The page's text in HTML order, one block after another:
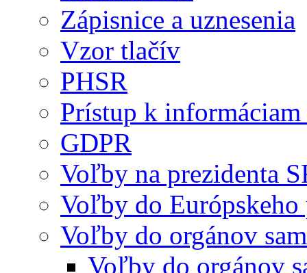
Zápisnice a uznesenia
Vzor tlačív
PHSR
Prístup k
GDPR
Voľby na prezidenta
Voľby do Európskeho
Voľby do orgánov
Voľby do orgánov